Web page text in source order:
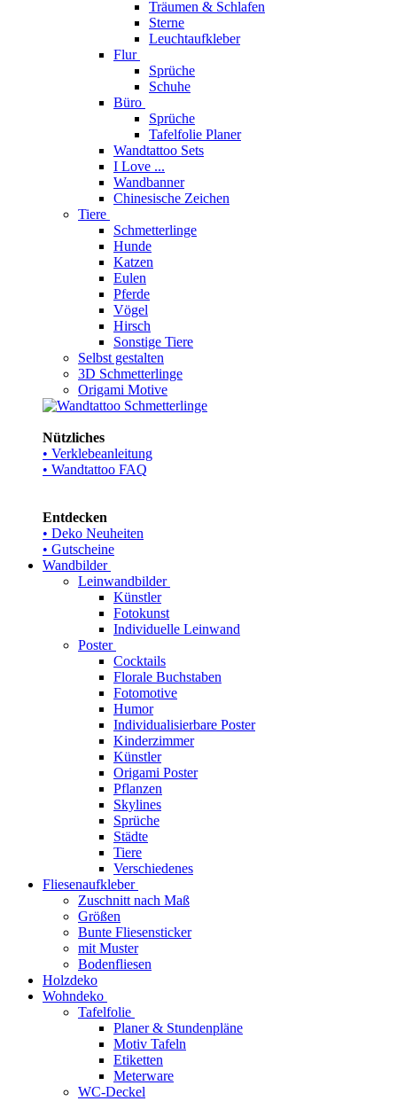
Träumen & Schlafen
Sterne
Leuchtaufkleber
Flur
Sprüche
Schuhe
Büro
Sprüche
Tafelfolie Planer
Wandtattoo Sets
I Love ...
Wandbanner
Chinesische Zeichen
Tiere
Schmetterlinge
Hunde
Katzen
Eulen
Pferde
Vögel
Hirsch
Sonstige Tiere
Selbst gestalten
3D Schmetterlinge
Origami Motive
Nützliches
• Verklebeanleitung
• Wandtattoo FAQ
Entdecken
• Deko Neuheiten
• Gutscheine
Wandbilder
Leinwandbilder
Künstler
Fotokunst
Individuelle Leinwand
Poster
Cocktails
Florale Buchstaben
Fotomotive
Humor
Individualisierbare Poster
Kinderzimmer
Künstler
Origami Poster
Pflanzen
Skylines
Sprüche
Städte
Tiere
Verschiedenes
Fliesenaufkleber
Zuschnitt nach Maß
Größen
Bunte Fliesensticker
mit Muster
Bodenfliesen
Holzdeko
Wohndeko
Tafelfolie
Planer & Stundenpläne
Motiv Tafeln
Etiketten
Meterware
WC-Deckel